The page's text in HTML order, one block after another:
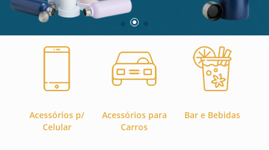
Acessórios p/
Celular
Acessórios para
Carros
Bar e Bebidas